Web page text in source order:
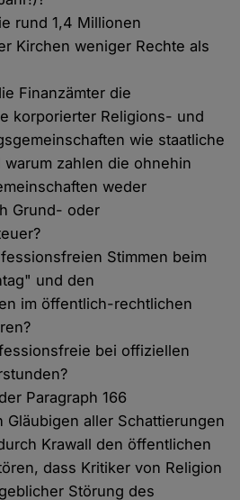
rund 1,4 Millionen
Kirchen weniger Rechte als
Finanzämter die
korporierter Religions- und
wie staatliche
zahlen die ohnehin
weder
Grund- oder
Stimmen beim
und den
im öffentlich-rechtlichen
bei offiziellen
Paragraph 166
Gläubigen aller Schattierungen
Krawall den öffentlichen
dass Kritiker von Religion
Störung des